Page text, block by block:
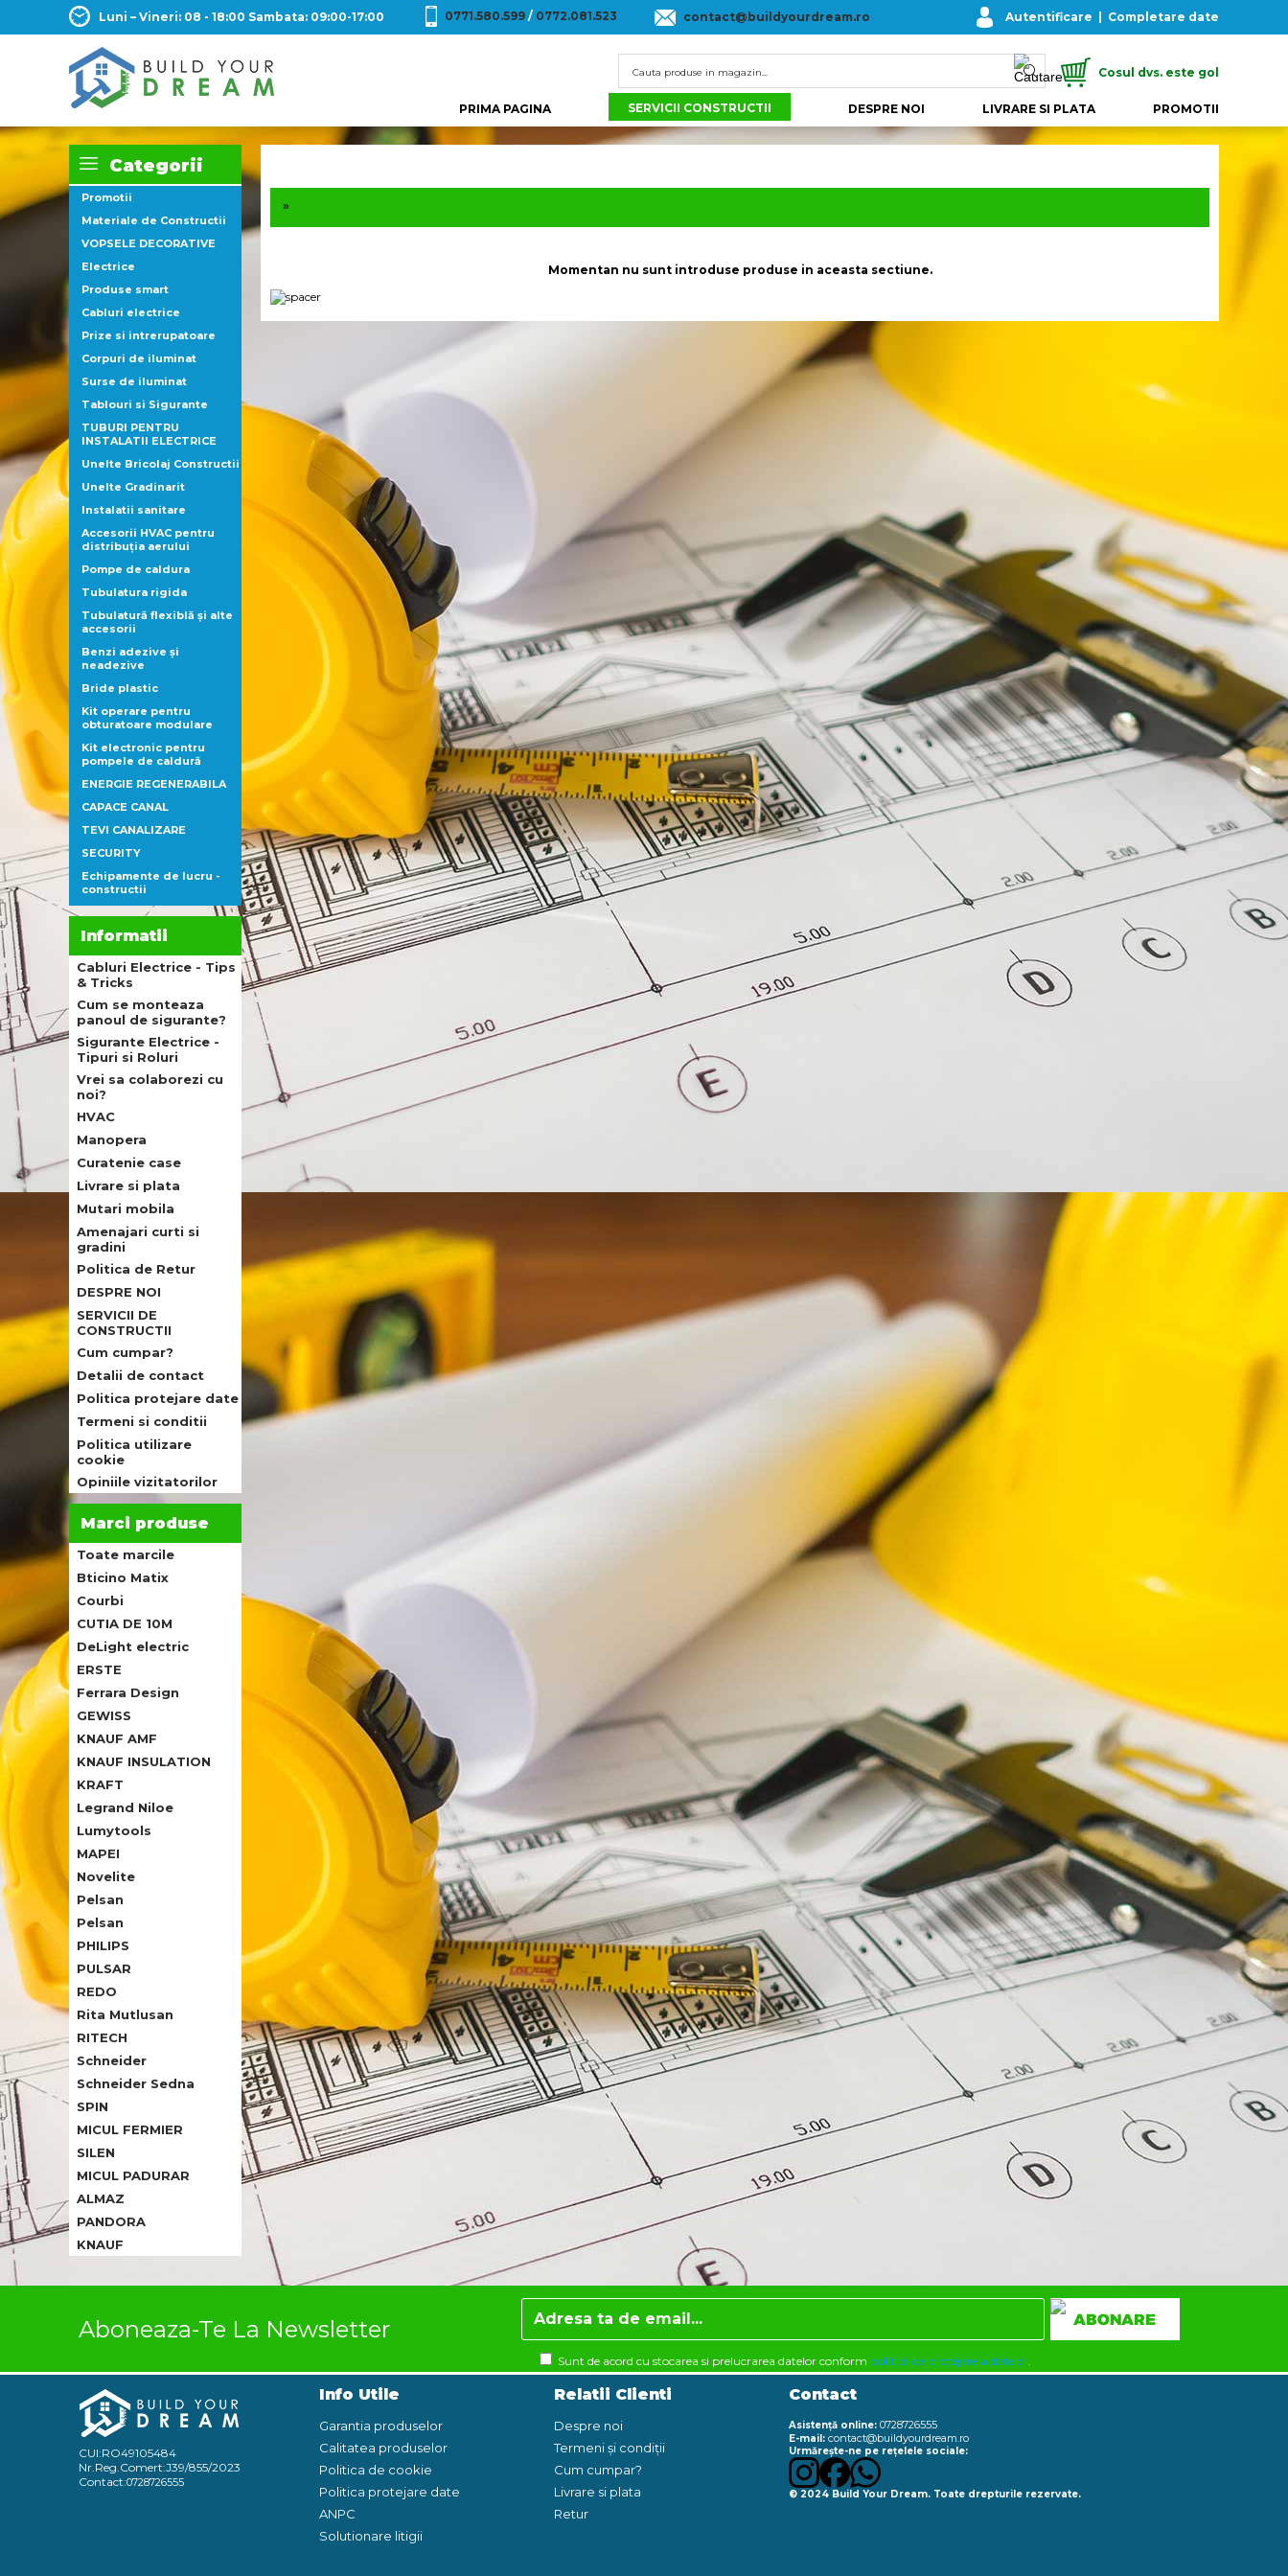
Luni – Vineri: 08 - 18:00 Sambata: 09:00-17:00 0771.580.599 / 0772.081.523 contact@buildyourdream.ro Autentificare Completare date
Cosul dvs. este gol
PRIMA PAGINA SERVICII CONSTRUCTII DESPRE NOI LIVRARE SI PLATA PROMOTII
Categorii
Promotii
Materiale de Constructii
VOPSELE DECORATIVE
Electrice
Produse smart
Cabluri electrice
Prize si intrerupatoare
Corpuri de iluminat
Surse de iluminat
Tablouri si Sigurante
TUBURI PENTRU
INSTALATII ELECTRICE
Unelte Bricolaj Constructii
Unelte Gradinarit
Instalatii sanitare
Accesorii HVAC pentru
distribuţia aerului
Pompe de caldura
Tubulatura rigida
Tubulatură flexiblă şi alte
accesorii
Benzi adezive şi
neadezive
Bride plastic
Kit operare pentru
obturatoare modulare
Kit electronic pentru
pompele de caldură
ENERGIE REGENERABILA
CAPACE CANAL
TEVI CANALIZARE
SECURITY
Echipamente de lucru -
constructii
Informatii
Cabluri Electrice - Tips
& Tricks
Cum se monteaza
panoul de sigurante?
Sigurante Electrice -
Tipuri si Roluri
Vrei sa colaborezi cu
noi?
HVAC
Manopera
Curatenie case
Livrare si plata
Mutari mobila
Amenajari curti si
gradini
Politica de Retur
DESPRE NOI
SERVICII DE
CONSTRUCTII
Cum cumpar?
Detalii de contact
Politica protejare date
Termeni si conditii
Politica utilizare
cookie
Opiniile vizitatorilor
Marci produse
Toate marcile
Bticino Matix
Courbi
CUTIA DE 10M
DeLight electric
ERSTE
Ferrara Design
GEWISS
KNAUF AMF
KNAUF INSULATION
KRAFT
Legrand Niloe
Lumytools
MAPEI
Novelite
Pelsan
Pelsan
PHILIPS
PULSAR
REDO
Rita Mutlusan
RITECH
Schneider
Schneider Sedna
SPIN
MICUL FERMIER
SILEN
MICUL PADURAR
ALMAZ
PANDORA
KNAUF
»
Momentan nu sunt introduse produse in aceasta sectiune.
Aboneaza-Te La Newsletter
Sunt de acord cu stocarea si prelucrarea datelor conform politicii de protejare a datelor.
CUI:RO49105484
Nr.Reg.Comert:J39/855/2023
Contact:0728726555
Info Utile
Garantia produselor
Calitatea produselor
Politica de cookie
Politica protejare date
ANPC
Solutionare litigii
Relatii Clienti
Despre noi
Termeni și condiții
Cum cumpar?
Livrare si plata
Retur
Contact
Asistență online: 0728726555
E-mail: contact@buildyourdream.ro
Urmărește-ne pe rețelele sociale:
© 2024 Build Your Dream. Toate drepturile rezervate.